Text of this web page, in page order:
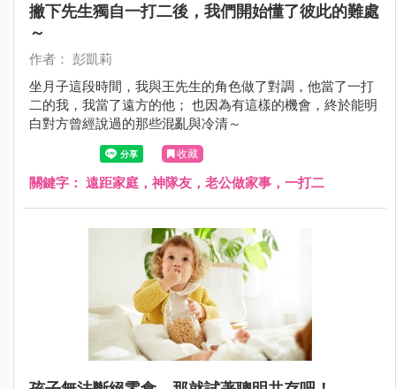
撇下先生獨自一打二後，我們開始懂了彼此的難處
～
作者： 彭凱莉
坐月子這段時間，我與王先生的角色做了對調，他當了一打
二的我，我當了遠方的他； 也因為有這樣的機會，終於能明
白對方曾經說過的那些混亂與冷清～
收藏
關鍵字： 遠距家庭，神隊友，老公做家事，一打二